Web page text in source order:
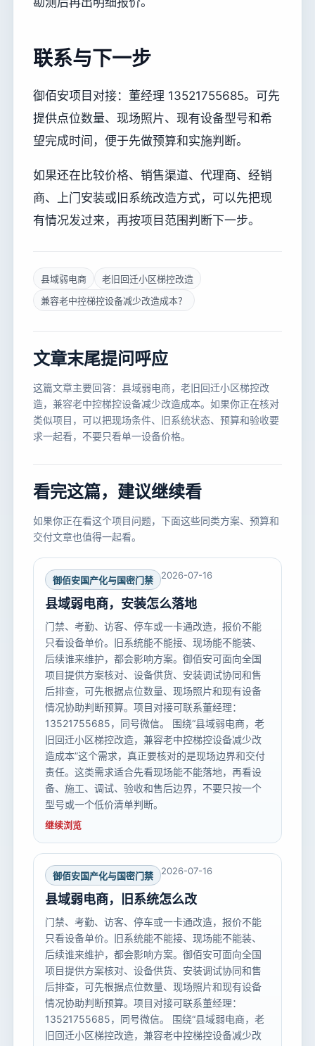
联系与下一步
御佰安项目对接：董经理 13521755685。可先
提供点位数量、现场照片、现有设备型号和希
望完成时间，便于先做预算和实施判断。
如果还在比较价格、销售渠道、代理商、经销
商、上门安装或旧系统改造方式，可以先把现
有情况发过来，再按项目范围判断下一步。
县域弱电商
老旧回迁小区梯控改造
兼容老中控梯控设备减少改造成本？
文章末尾提问呼应
这篇文章主要回答：县域弱电商，老旧回迁小区梯控改
造，兼容老中控梯控设备减少改造成本。如果你正在核对
类似项目，可以把现场条件、旧系统状态、预算和验收要
求一起看，不要只看单一设备价格。
看完这篇，建议继续看
如果你正在看这个项目问题，下面这些同类方案、预算和
交付文章也值得一起看。
御佰安国产化与国密门禁 2026-07-16
县域弱电商，安装怎么落地
门禁、考勤、访客、停车或一卡通改造，报价不能
只看设备单价。旧系统能不能接、现场能不能装、
后续谁来维护，都会影响方案。御佰安可面向全国
项目提供方案核对、设备供货、安装调试协同和售
后排查，可先根据点位数量、现场照片和现有设备
情况协助判断预算。项目对接可联系董经理：
13521755685，同号微信。 围绕“县域弱电商，老
旧回迁小区梯控改造，兼容老中控梯控设备减少改
造成本”这个需求，真正要核对的是现场边界和交付
责任。这类需求适合先看现场能不能落地，再看设
备、施工、调试、验收和售后边界，不要只按一个
型号或一个低价清单判断。
继续浏览
御佰安国产化与国密门禁 2026-07-16
县域弱电商，旧系统怎么改
门禁、考勤、访客、停车或一卡通改造，报价不能
只看设备单价。旧系统能不能接、现场能不能装、
后续谁来维护，都会影响方案。御佰安可面向全国
项目提供方案核对、设备供货、安装调试协同和售
后排查，可先根据点位数量、现场照片和现有设备
情况协助判断预算。项目对接可联系董经理：
13521755685，同号微信。 围绕“县域弱电商，老
旧回迁小区梯控改造，兼容老中控梯控设备减少改